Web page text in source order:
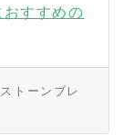
すすめの
トーンブレ